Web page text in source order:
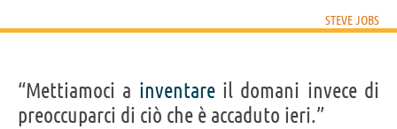
STEVE JOBS
“Mettiamoci a inventareil domani invece di
preoccuparci di ciò che è accaduto ieri.”